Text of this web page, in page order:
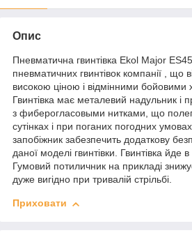
Опис
Пневматична гвинтівка Ekol Major
пневматичних гвинтівок компанії , що
високою ціною і відмінними бойовими
Гвинтівка має металевий надульник і
з фиберогласовыми нитками, що
сутінках і при поганих погодних
запобіжник забезпечить додаткову
даної моделі гвинтівки. Гвинтівка йде
Гумовий потиличник на прикладі
дуже вигідно при тривалій стрільбі.
Приховати